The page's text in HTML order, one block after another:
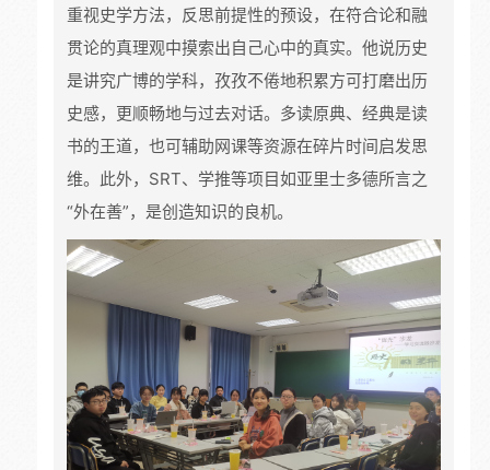
重视史学方法，反思前提性的预设，在符合论和融
贯论的真理观中摸索出自己心中的真实。他说历史
是讲究广博的学科，孜孜不倦地积累方可打磨出历
史感，更顺畅地与过去对话。多读原典、经典是读
书的王道，也可辅助网课等资源在碎片时间启发思
维。此外，SRT、学推等项目如亚里士多德所言之
“外在善”，是创造知识的良机。